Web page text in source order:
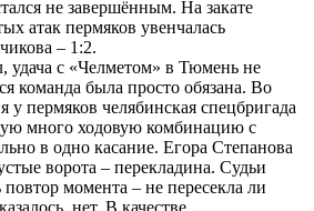
не завершённым. На закате
атак пермяков увенчалась
– 1:2.
удача с «Челметом» в Тюмень не
команда была просто обязана. Во
у пермяков челябинская спецбригада
много ходовую комбинацию с
в одно касание. Егора Степанова
ворота – перекладина. Судьи
момента – не пересекла ли
нет. В качестве